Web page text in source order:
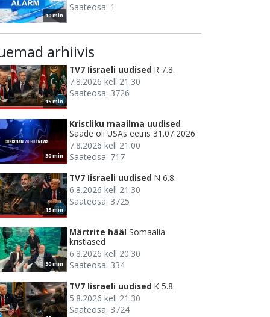
10 min
Saateosa: 1
arhiivis
15 min
TV7 Iisraeli uudised R 7.8.
7.8.2026 kell 21.30
Saateosa: 3726
30 min
Kristliku maailma uudised
Saade oli USAs eetris 31.07.2026
7.8.2026 kell 21.00
Saateosa: 717
15 min
TV7 Iisraeli uudised N 6.8.
6.8.2026 kell 21.30
Saateosa: 3725
30 min
Märtrite hääl Somaalia
kristlased
6.8.2026 kell 20.30
Saateosa: 334
TV7 Iisraeli uudised K 5.8.
5.8.2026 kell 21.30
Saateosa: 3724